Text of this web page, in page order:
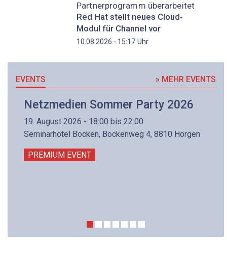
Partnerprogramm überarbeitet
Red Hat stellt neues Cloud-
Modul für Channel vor
10.08.2026 - 15:17 Uhr
EVENTS » MEHR EVENTS
Netzmedien Sommer Party 2026
19. August 2026 - 18:00 bis 22:00
Seminarhotel Bocken, Bockenweg 4, 8810 Horgen
PREMIUM EVENT